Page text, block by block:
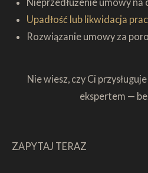
Upadłość lub likwidacja
Rozwiązanie umowy za
Nie wiesz, czy Ci
ekspertem —
ZAPYTAJ TERAZ